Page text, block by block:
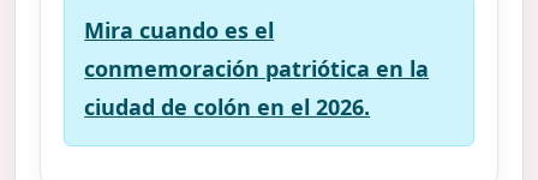
Mira cuando es el
conmemoración patriótica en la
ciudad de colón en el 2026.